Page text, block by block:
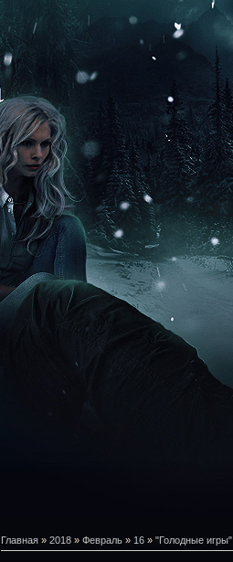
Главная » 2018 » Февраль » 16 » "Голодные игры"